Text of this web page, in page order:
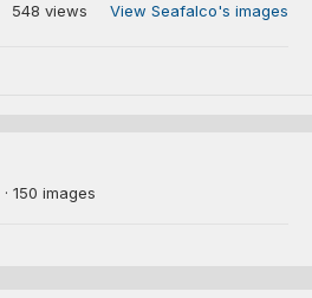
548 views View Seafalco's images
· 150 images